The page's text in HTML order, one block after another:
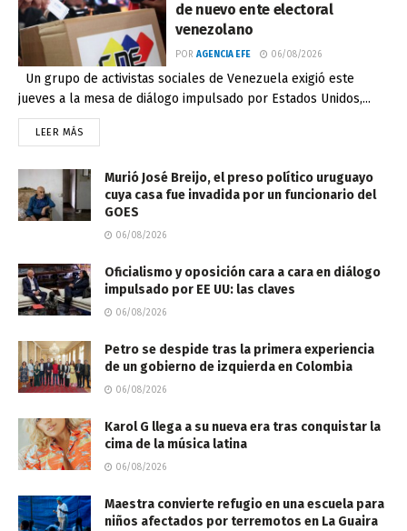
de nuevo ente electoral
venezolano
POR AGENCIA EFE 06/08/2026
Un grupo de activistas sociales de Venezuela exigió este
jueves a la mesa de diálogo impulsado por Estados Unidos,...
LEER MÁS
Murió José Breijo, el preso político uruguayo
cuya casa fue invadida por un funcionario del
GOES
06/08/2026
Oficialismo y oposición cara a cara en diálogo
impulsado por EE UU: las claves
06/08/2026
Petro se despide tras la primera experiencia
de un gobierno de izquierda en Colombia
06/08/2026
Karol G llega a su nueva era tras conquistar la
cima de la música latina
06/08/2026
Maestra convierte refugio en una escuela para
niños afectados por terremotos en La Guaira